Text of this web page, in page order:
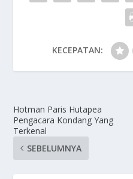
KECEPATAN:
Hotman Paris Hutapea
Pengacara Kondang Yang
Terkenal
SEBELUMNYA